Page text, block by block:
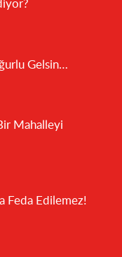
OLSUN… Uğurlu Gelsin…
Mahalleyi
Feda Edilemez!